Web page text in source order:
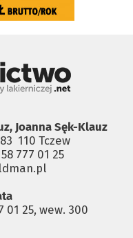
Joanna Sęk-Klauz
110 Tczew
777 01 25
01 25, wew. 300